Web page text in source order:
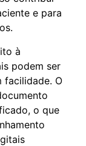
e para
à
podem ser
facilidade. O
o que